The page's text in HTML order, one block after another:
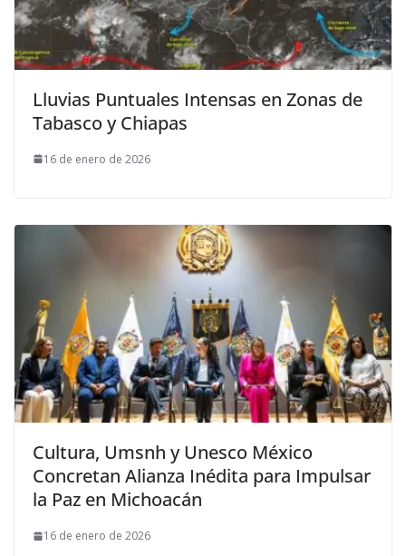
Lluvias Puntuales Intensas en Zonas de
Tabasco y Chiapas
16 de enero de 2026
Cultura, Umsnh y Unesco México
Concretan Alianza Inédita para Impulsar
la Paz en Michoacán
16 de enero de 2026